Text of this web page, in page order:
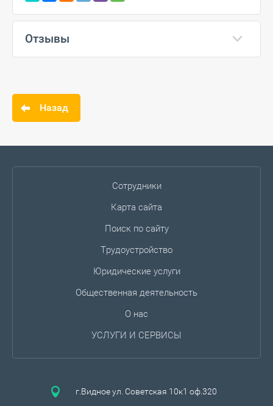
Отзывы
Назад
Сотрудники
Карта сайта
Поиск по сайту
Трудоустройство
Юридические услуги
Общественная деятельность
О нас
УСЛУГИ И СЕРВИСЫ
г.Видное ул. Советская 10к1 оф.320